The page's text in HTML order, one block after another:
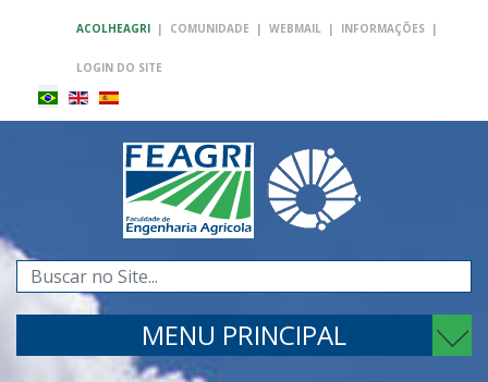
ACOLHEAGRI | COMUNIDADE | WEBMAIL | INFORMAÇÕES |
LOGIN DO SITE
Pesquisar...
MENU PRINCIPAL